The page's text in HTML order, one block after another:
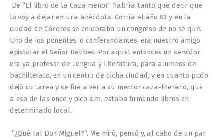
De “El libro de la Caza menor” habría tanto que decir que
lo voy a dejar en una anécdota. Corría el año 83 y en la
ciudad de Cáceres se celebraba un congreso de no sé qué.
Uno de los ponentes, o conferenciantes, era nuestro amigo
epistolar el Señor Delibes. Por aquel entonces un servidor
era ya profesor de Lengua y Literatura, para alumnos de
bachillerato, en un centro de dicha ciudad, y en cuanto pudo
dejó su tarea y se fue a ver a su mentor caza-literario, que
a eso de las once y pico a.m. estaba firmando libros en
determinado local.
“¿Qué tal Don Miguel?”. Me miró, pensó y, al cabo de un par